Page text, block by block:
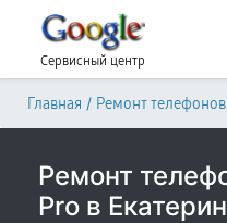
Сервисный центр
Главная / Ремонт телефонов
Ремонт
Pro в